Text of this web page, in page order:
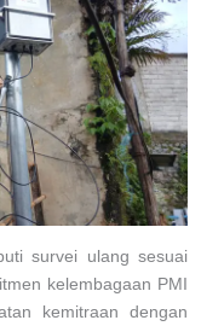
survei ulang sesuai
kelembagaan PMI
kemitraan dengan